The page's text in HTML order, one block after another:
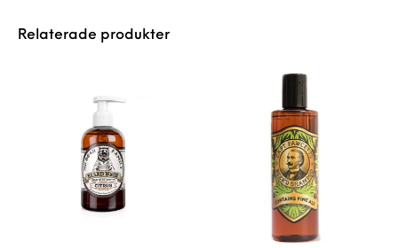
Relaterade produkter